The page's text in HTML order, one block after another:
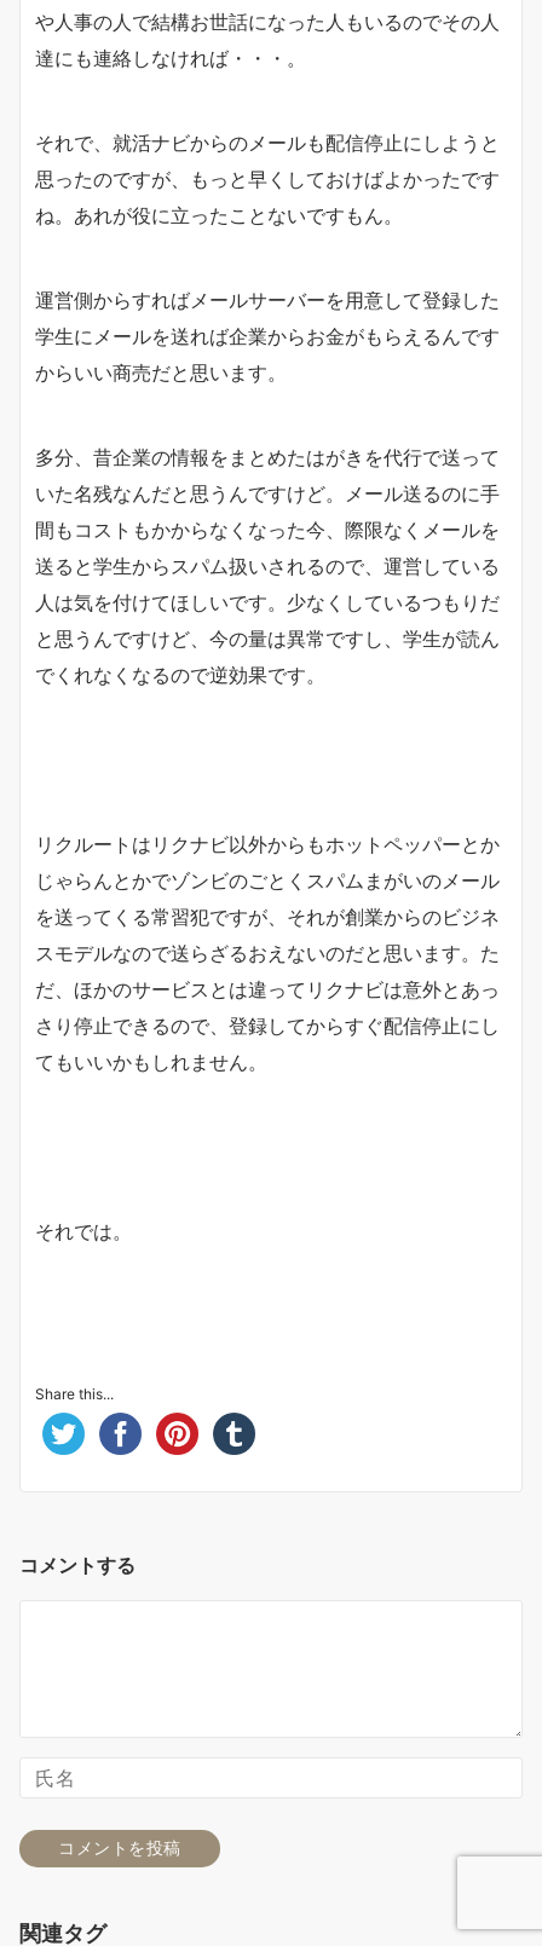
や人事の人で結構お世話になった人もいるのでその人
達にも連絡しなければ・・・。
それで、就活ナビからのメールも配信停止にしようと
思ったのですが、もっと早くしておけばよかったです
ね。あれが役に立ったことないですもん。
運営側からすればメールサーバーを用意して登録した
学生にメールを送れば企業からお金がもらえるんです
からいい商売だと思います。
多分、昔企業の情報をまとめたはがきを代行で送って
いた名残なんだと思うんですけど。メール送るのに手
間もコストもかからなくなった今、際限なくメールを
送ると学生からスパム扱いされるので、運営している
人は気を付けてほしいです。少なくしているつもりだ
と思うんですけど、今の量は異常ですし、学生が読ん
でくれなくなるので逆効果です。
リクルートはリクナビ以外からもホットペッパーとか
じゃらんとかでゾンビのごとくスパムまがいのメール
を送ってくる常習犯ですが、それが創業からのビジネ
スモデルなので送らざるおえないのだと思います。た
だ、ほかのサービスとは違ってリクナビは意外とあっ
さり停止できるので、登録してからすぐ配信停止にし
てもいいかもしれません。
それでは。
Share this...
コメントする
関連タグ